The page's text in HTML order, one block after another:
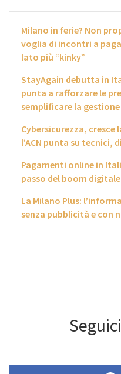
Milano in ferie? Non
voglia di incontri a
lato più “kinky”
StayAgain debutta in
punta a rafforzare le
semplificare la
Cybersicurezza,
l’ACN punta su tecnici,
Pagamenti online in
passo del boom digitale
La Milano Plus:
senza pubblicità e con